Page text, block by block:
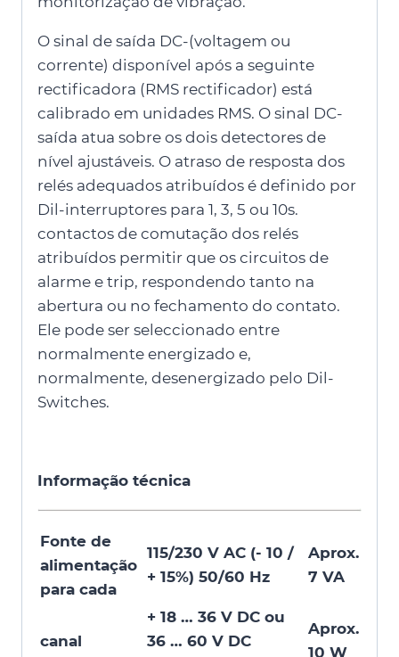
O sinal de saída DC-(voltagem ou
corrente) disponível após a seguinte
rectificadora (RMS rectificador) está
calibrado em unidades RMS. O sinal DC-
saída atua sobre os dois detectores de
nível ajustáveis. O atraso de resposta dos
relés adequados atribuídos é definido por
Dil-interruptores para 1, 3, 5 ou 10s.
contactos de comutação dos relés
atribuídos permitir que os circuitos de
alarme e trip, respondendo tanto na
abertura ou no fechamento do contato.
Ele pode ser seleccionado entre
normalmente energizado e,
normalmente, desenergizado pelo Dil-
Switches.
Informação técnica
Fonte de
alimentação
para cada
115/230 V AC (- 10 /
+ 15%) 50/60 Hz
Aprox.
7 VA
canal
+ 18 … 36 V DC ou
36 … 60 V DC
Aprox.
10 W